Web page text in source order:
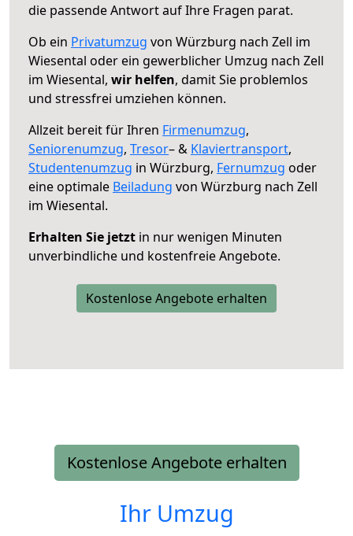
die passende Antwort auf Ihre Fragen parat.
Ob ein Privatumzug von Würzburg nach Zell im
Wiesental oder ein gewerblicher Umzug nach Zell
im Wiesental, wir helfen, damit Sie problemlos
und stressfrei umziehen können.
Allzeit bereit für Ihren Firmenumzug,
Seniorenumzug, Tresor– & Klaviertransport,
Studentenumzug in Würzburg, Fernumzug oder
eine optimale Beiladung von Würzburg nach Zell
im Wiesental.
Erhalten Sie jetzt in nur wenigen Minuten
unverbindliche und kostenfreie Angebote.
Kostenlose Angebote erhalten
Kostenlose Angebote erhalten
Ihr Umzug